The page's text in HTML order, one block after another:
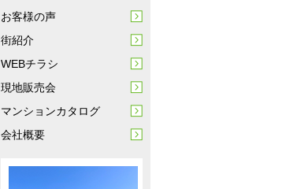
お客様の声
街紹介
WEBチラシ
現地販売会
マンションカタログ
会社概要